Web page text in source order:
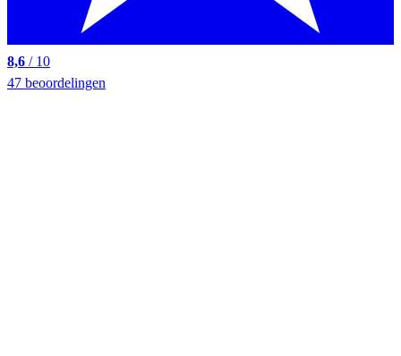
8,6 / 10
47 beoordelingen